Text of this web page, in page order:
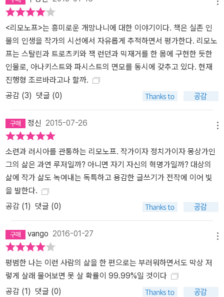
메시지를 던진다는 생각에서 이 이야기를 시작했다. 시대와 그 시대
를 사는 개인은 끊임없이 교차한다. 개인의 욕망, 사랑, 애정, 고뇌 같
은 감정들은 시대 흐름에 영향을 미치고, 그 반대도 마찬가지다. 카레
르는 리모노프를 다음과 같이 묘사한다. <우크라이나 출신의 깡패로
출발해 소비에트 언더그라운드의 아이돌, 맨해튼의 거지, 억만장자의
집사를 거쳐 파리의 인기 작가로, 발칸 반도를 헤매던 사병으로, 그리
고 이제는, 공산주의 붕괴 이후 혼란기에 청년 무법자들의 당을 이끄
자부하지만, 남들 눈에는 인종지말로 비칠 수도 있다.>(본문 38쪽 인
용) 소비에트 연방에서의 삶, 쫓기듯 고향을 떠나 오른 미국 이민 길,
소련 해체, 러시아 공산주의 붕괴를 모두 겪은 사내. 여성 편력, 자기
연민, 자격지심, 일그러진 야망과 출세욕, 그러나 화려한 것들을 향한
조소, 자신은 배에 기름 낀 자들과 다르다는 자부심까지 가졌던 복잡
한 인간 리모노프의 삶은 너무도 파란만장하고, 때로는 혐오감이 들
지경이며, 때로는 처연하기 그지없다. 리모노프의 삶은 소련 시절부
터 현대 러시아까지의 시대와 무수히 많은 교차점을 지녔다. 맹렬히
몰아치는 시대의 폭풍 속에서 땅에 두 발 붙이고 서 있고자 이 악물고
버텨 온 그의 삶에는 모두 다 공평하게 가난했던 소련 시절의 추억, 소
련 해체로 인해 소시민들이 맞닥뜨려야 했던 혼란과 절망, 분노, 아수
라장이 된 정치판까지 현대 러시아사가 모두 담겨 있다. “나는 러시아
의 유일한 지식인이다.” 러시아 정치계의 노장 록스타, 에두아르드 리
모노프 리모노프의 본명은 에두아르드 베니아미노비치 사벤코다. 레
<리모노프>는 흥미로운 개망나니에 대한 이야기이다. 책은 실존 인
물의 인생을 작가의 시선에서 자유롭게 추적하면서 평가한다. 리모노
프는 스탈린과 트로츠키와 잭 런던과 믹재거를 한 몸에 구현한 듯한
인물로, 아나키스트와 파시스트의 면모를 동시에 갖추고 있다. 현재
진행형 조르바라고나 할까.
공감 (3) 댓글 (0)
정신 2015-07-26
소련과 러시아를 관통하는 리모노프. 작가이자 정치가이자 몽상가인
그의 삶은 과연 루저일까? 아니면 자기 자신의 혁명가일까? 대상의
삶에 작가 삶도 녹여내는 독특하고 용감한 글쓰기가 전작에 이어 빛
을 발한다.
공감 (1 ) 댓글 (0)
vango 2016-01-27
평범한 나는 이런 사람의 삶을 한 편으로는 부러워하면서도 막상 저
렇게 살래 물어보면 못 살 확률이 99.99%일 것이다
공감 (1) 댓글 (0)